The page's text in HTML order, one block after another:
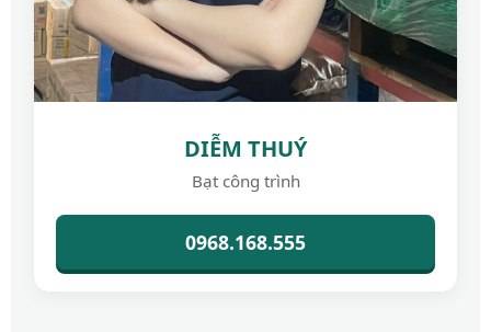
DIỄM THUÝ
Bạt công trình
0968.168.555